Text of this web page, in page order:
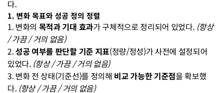
다.
1. 변화 목표와 성공 정의 정렬
1. 변화의 목적과 기대 효과가 구체적으로 정리되어 있었다. (항상
/ 가끔 / 거의 없음)
2. 성공 여부를 판단할 기준 지표(정량/정성)가 사전에 설정되어
있었다. (항상 / 가끔 / 거의 없음)
3. 변화 전 상태(기준선)를 정의해 비교 가능한 기준점을 확보했
다. (항상 / 가끔 / 거의 없음)